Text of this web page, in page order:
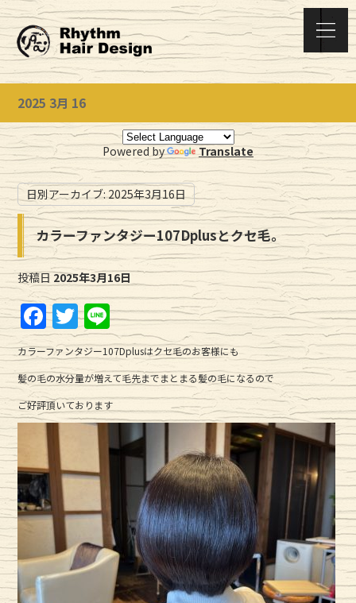
2025 3月 16
Powered by Translate
日別アーカイブ:2025年3月16日
カラーファンタジー107Dplusとクセ毛。
投稿日2025年3月16日
F
a
c
e
b
o
o
k
T
w
it
te
r
Li
n
e
カラーファンタジー107Dplusはクセ毛のお客様にも
髪の毛の水分量が増えて毛先までまとまる髪の毛になるので
ご好評頂いております